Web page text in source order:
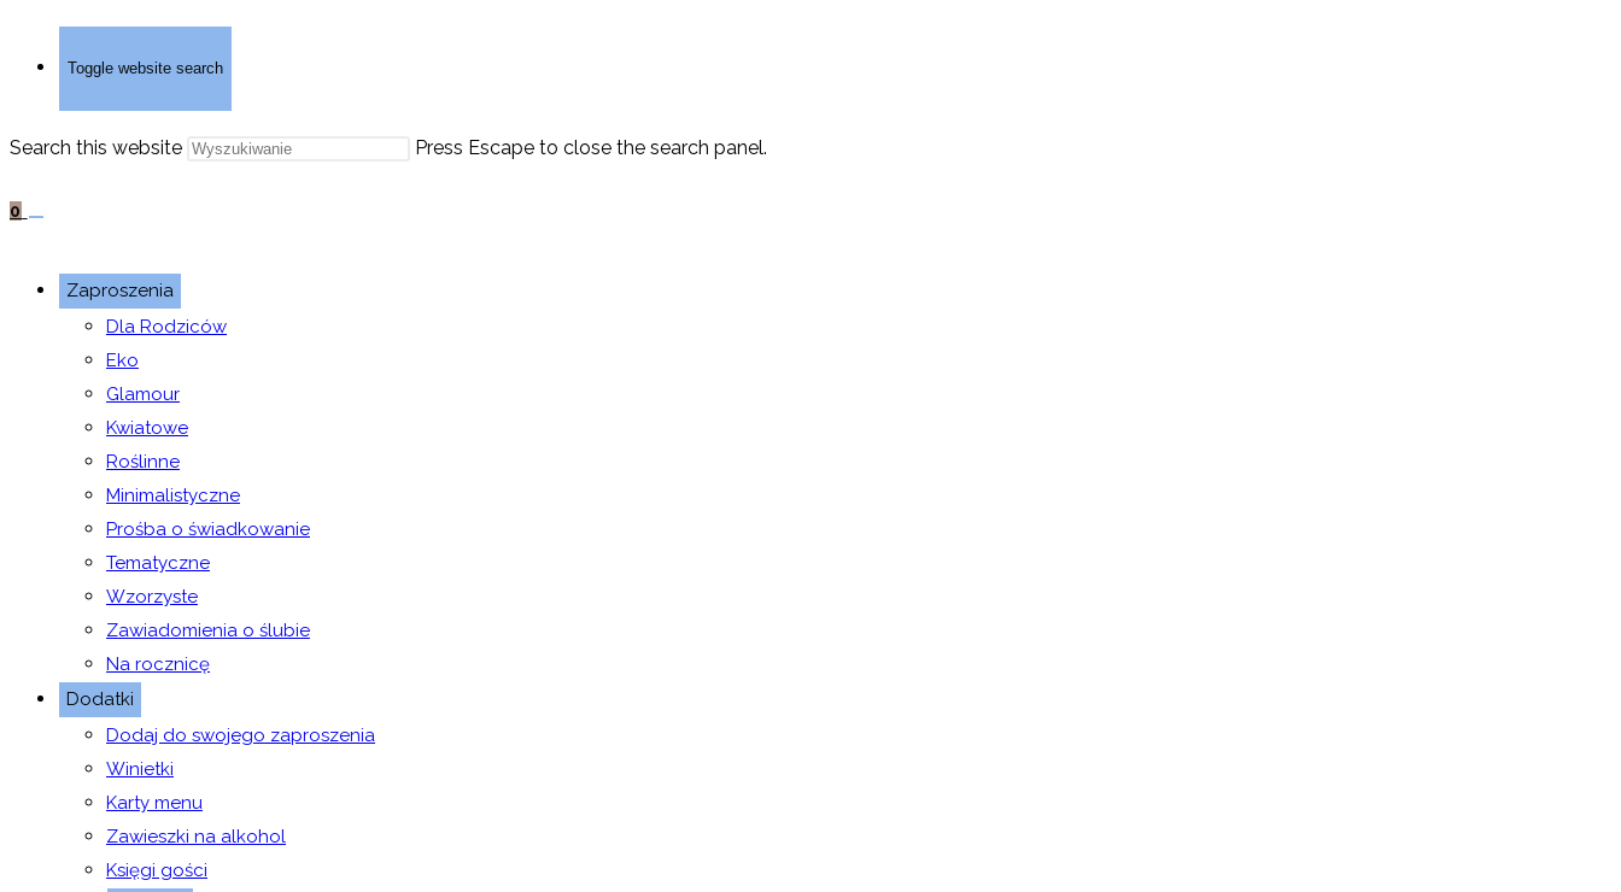
Toggle website search
Search this website Press Escape to close the search panel.
0
Zaproszenia
Dla Rodziców
Eko
Glamour
Kwiatowe
Roślinne
Minimalistyczne
Prośba o świadkowanie
Tematyczne
Wzorzyste
Zawiadomienia o ślubie
Na rocznicę
Dodatki
Dodaj do swojego zaproszenia
Winietki
Karty menu
Zawieszki na alkohol
Księgi gości